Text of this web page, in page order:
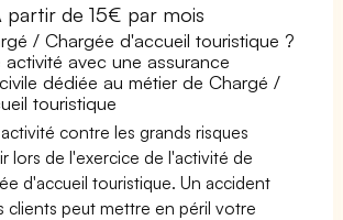
partir de 15€ par mois
/ Chargée d'accueil touristique ?
avec une assurance
dédiée au métier de Chargé /
touristique
contre les grands risques
lors de l'exercice de l'activité de
d'accueil touristique. Un accident
clients peut mettre en péril votre